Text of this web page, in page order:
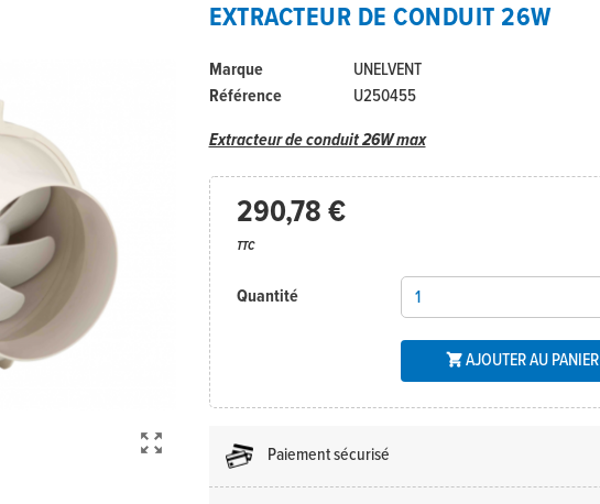

EXTRACTEUR DE CONDUIT 26W
Marque
UNELVENT
Référence
U250455
Extracteur de conduit 26W max
290,78 €
TTC
Quantité
AJOUTER AU PANIER
Paiement sécurisé